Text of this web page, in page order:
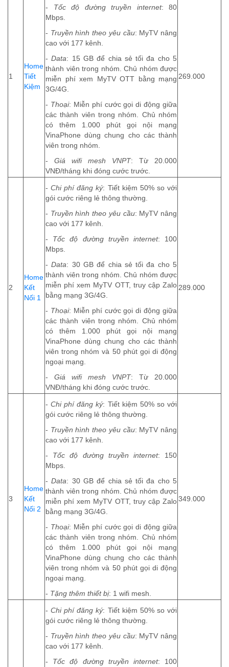
1
Home
Tiết
Kiệm
- Tốc độ đường truyền internet: 80
Mbps.
- Truyền hình theo yêu cầu: MyTV nâng
cao với 177 kênh.
-Data: 15 GB để chia sẻ tối đa cho 5
thành viên trong nhóm. Chủ nhóm được
miễn phí xem MyTV OTT bằng mạng
3G/4G.
- Thoại: Miễn phí cước gọi di động giữa
các thành viên trong nhóm. Chủ nhóm
có thêm 1.000 phút gọi nội mạng
VinaPhone dùng chung cho các thành
viên trong nhóm.
- Giá wifi mesh VNPT: Từ 20.000
VNĐ/tháng khi đóng cước trước.
269.000
2
Home
Kết
Nối 1
-Chi phí đăng ký: Tiết kiệm 50% so với
gói cước riêng lẻ thông thường.
- Truyền hình theo yêu cầu: MyTV nâng
cao với 177 kênh.
- Tốc độ đường truyền internet: 100
Mbps.
-Data: 30 GB để chia sẻ tối đa cho 5
thành viên trong nhóm. Chủ nhóm được
miễn phí xem MyTV OTT, truy cập Zalo
bằng mạng 3G/4G.
- Thoại: Miễn phí cước gọi di động giữa
các thành viên trong nhóm. Chủ nhóm
có thêm 1.000 phút gọi nội mạng
VinaPhone dùng chung cho các thành
viên trong nhóm và 50 phút gọi di động
ngoại mạng.
- Giá wifi mesh VNPT: Từ 20.000
VNĐ/tháng khi đóng cước trước.
289.000
3
Home
Kết
Nối 2
-Chi phí đăng ký: Tiết kiệm 50% so với
gói cước riêng lẻ thông thường.
- Truyền hình theo yêu cầu: MyTV nâng
cao với 177 kênh.
- Tốc độ đường truyền internet: 150
Mbps.
-Data: 30 GB để chia sẻ tối đa cho 5
thành viên trong nhóm. Chủ nhóm được
miễn phí xem MyTV OTT, truy cập Zalo
bằng mạng 3G/4G.
- Thoại: Miễn phí cước gọi di động giữa
các thành viên trong nhóm. Chủ nhóm
có thêm 1.000 phút gọi nội mạng
VinaPhone dùng chung cho các thành
viên trong nhóm và 50 phút gọi di động
ngoại mạng.
- Tặng thêm thiết bị: 1 wifi mesh.
349.000
-Chi phí đăng ký: Tiết kiệm 50% so với
gói cước riêng lẻ thông thường.
- Truyền hình theo yêu cầu: MyTV nâng
cao với 177 kênh.
- Tốc độ đường truyền internet: 100